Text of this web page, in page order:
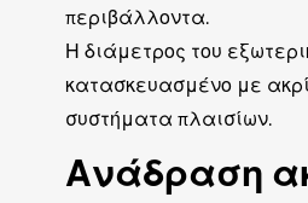
περιβάλλοντα.
Η διάμετρος του
κατασκευασμένο με
συστήματα πλαισίων.
Ανάδραση